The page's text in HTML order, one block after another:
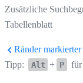
Zusätzliche
Tabellenblatt
Ränder
Tipp:
Alt + P für